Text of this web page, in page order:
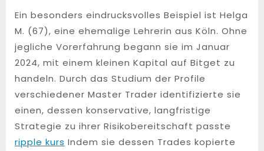
Ein besonders eindrucksvolles Beispiel ist Helga
M. (67), eine ehemalige Lehrerin aus Köln. Ohne
jegliche Vorerfahrung begann sie im Januar
2024, mit einem kleinen Kapital auf Bitget zu
handeln. Durch das Studium der Profile
verschiedener Master Trader identifizierte sie
einen, dessen konservative, langfristige
Strategie zu ihrer Risikobereitschaft passte
ripple kurs Indem sie dessen Trades kopierte